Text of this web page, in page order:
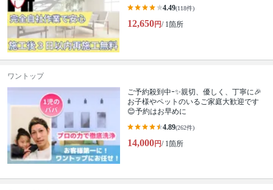
4.49(118件)
12,650円/ 1箇所
ワントップ
ご予約殺到中ｰ✨親切、優しく、丁寧に🎉
お子様やペットのいるご家庭大歓迎です
😊予約はお早めに
4.89(262件)
14,000円/ 1箇所